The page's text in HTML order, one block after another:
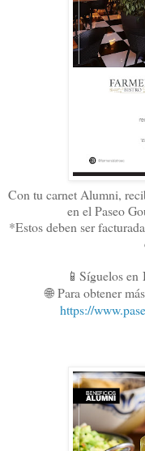
Con tu carnet Alumni,
en el Paseo
*Estos deben ser
📱Síguelos en
🌐Para obtener
https://